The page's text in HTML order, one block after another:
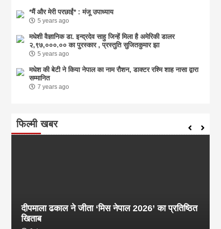
*मैं और मेरी परछाईं* : मंजू उपाध्याय
5 years ago
मधेशी वैज्ञानिक डा. इन्द्रदेव साहु जिन्हें मिला है अमेरिकी डालर
२,९७,०००.०० का पुरस्कार , प्रस्तुति सुजितकुमार झा
5 years ago
मधेश की बेटी ने किया नेपाल का नाम राैशन, डाक्टर रश्मि शाह नासा द्वारा
सम्मानित
7 years ago
फिल्मी खबर
दीपमाला ढकाल ने जीता ‘मिस नेपाल 2026’ का प्रतिष्ठित
खिताब